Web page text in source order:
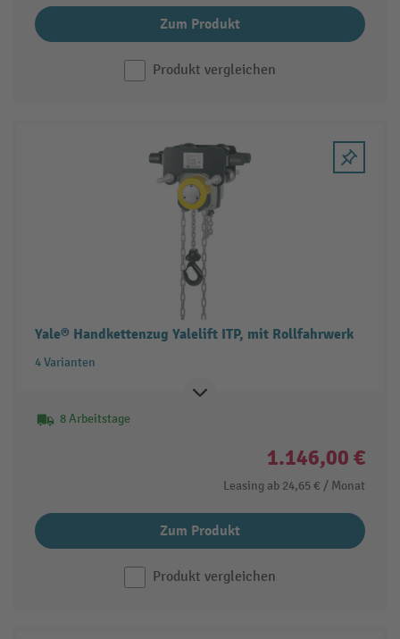
Zum Produkt
Produkt vergleichen
Yale® Handkettenzug Yalelift ITP, mit Rollfahrwerk
4 Varianten
8 Arbeitstage
1.146,00 €
Leasing ab 24,65 € / Monat
Zum Produkt
Produkt vergleichen